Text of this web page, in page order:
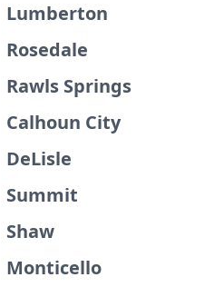
Lumberton
Rosedale
Rawls Springs
Calhoun City
DeLisle
Summit
Shaw
Monticello